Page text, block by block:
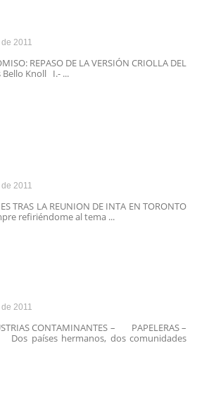
2011
REPASO DE LA VERSIÓN CRIOLLA DEL
Bello Knoll I.- ...
2011
TRAS LA REUNION DE INTA EN TORONTO
refiriéndome al tema ...
2011
CONTAMINANTES – PAPELERAS –
Dos países hermanos, dos comunidades